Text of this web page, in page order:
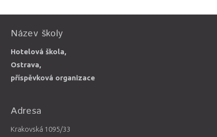
Název školy
Hotelová škola,
Ostrava,
příspěvková organizace
Adresa
Krakovská 1095/33